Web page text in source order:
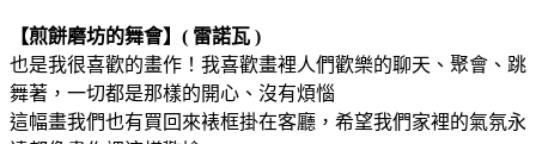
【煎餅磨坊的舞會】( 雷諾瓦 )
也是我很喜歡的畫作！我喜歡畫裡人們歡樂的聊天、聚會、跳
舞著，一切都是那樣的開心、沒有煩惱
這幅畫我們也有買回來裱框掛在客廳，希望我們家裡的氣氛永